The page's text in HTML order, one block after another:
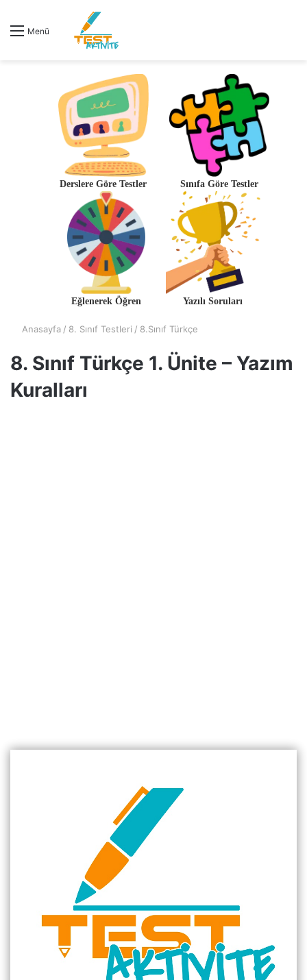
Menü
Derslere Göre Testler Sınıfa Göre Testler
Eğlenerek Öğren Yazılı Soruları
Anasayfa / 8. Sınıf Testleri / 8.Sınıf Türkçe
8. Sınıf Türkçe 1. Ünite – Yazım
Kuralları